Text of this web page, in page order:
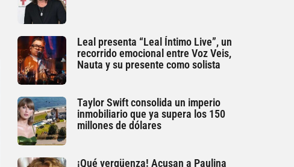
Leal presenta “Leal Íntimo Live”, un
recorrido emocional entre Voz Veis,
Nauta y su presente como solista
Taylor Swift consolida un imperio
inmobiliario que ya supera los 150
millones de dólares
¡Qué vergüenza! Acusan a Paulina